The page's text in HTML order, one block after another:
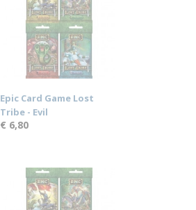
Epic Card Game Lost
Tribe - Evil
€ 6,80